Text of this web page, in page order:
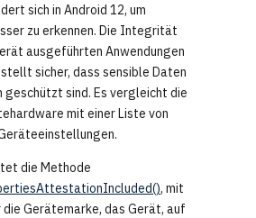
sich in Android 12, um
zu erkennen. Die Integrität
ausgeführten Anwendungen
sicher, dass sensible Daten
sind. Es vergleicht die
mit einer Liste von
die Methode
, mit
Gerätemarke, das Gerät, auf